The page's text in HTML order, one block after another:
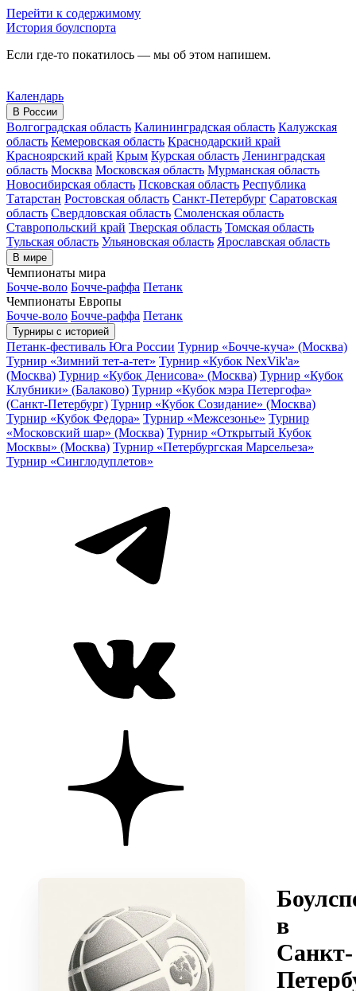
Перейти к содержимому
История боулспорта
Если где-то покатилось — мы об этом напишем.
Календарь
В России
Волгоградская область Калининградская область Калужская
область Кемеровская область Краснодарский край
Красноярский край Крым Курская область Ленинградская
область Москва Московская область Мурманская область
Новосибирская область Псковская область Республика
Татарстан Ростовская область Санкт-Петербург Саратовская
область Свердловская область Смоленская область
Ставропольский край Тверская область Томская область
Тульская область Ульяновская область Ярославская область
В мире
Чемпионаты мира
Бочче-воло Бочче-раффа Петанк
Чемпионаты Европы
Бочче-воло Бочче-раффа Петанк
Турниры с историей
Петанк-фестиваль Юга России Турнир «Бочче-куча» (Москва)
Турнир «Зимний тет-а-тет» Турнир «Кубок NexVik'a»
(Москва) Турнир «Кубок Денисова» (Москва) Турнир «Кубок
Клубники» (Балаково) Турнир «Кубок мэра Петергофа»
(Санкт-Петербург) Турнир «Кубок Созидание» (Москва)
Турнир «Кубок Федора» Турнир «Межсезонье» Турнир
«Московский шар» (Москва) Турнир «Открытый Кубок
Москвы» (Москва) Турнир «Петербургская Марсельеза»
Турнир «Синглодуплетов»
в
Санкт-